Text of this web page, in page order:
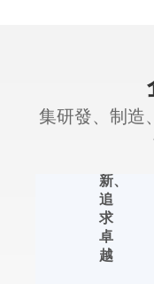
集研發、制
艾普生環境
認
新、
追
求
卓
越